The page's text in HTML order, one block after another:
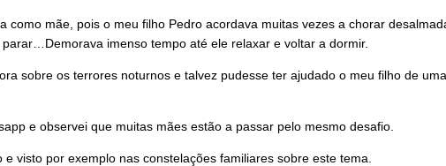
como mãe, pois o meu filho Pedro acordava muitas vezes a chorar
imenso tempo até ele relaxar e voltar a dormir.
sobre os terrores noturnos e talvez pudesse ter ajudado o meu filho de
e observei que muitas mães estão a passar pelo mesmo desafio.
visto por exemplo nas constelações familiares sobre este tema.